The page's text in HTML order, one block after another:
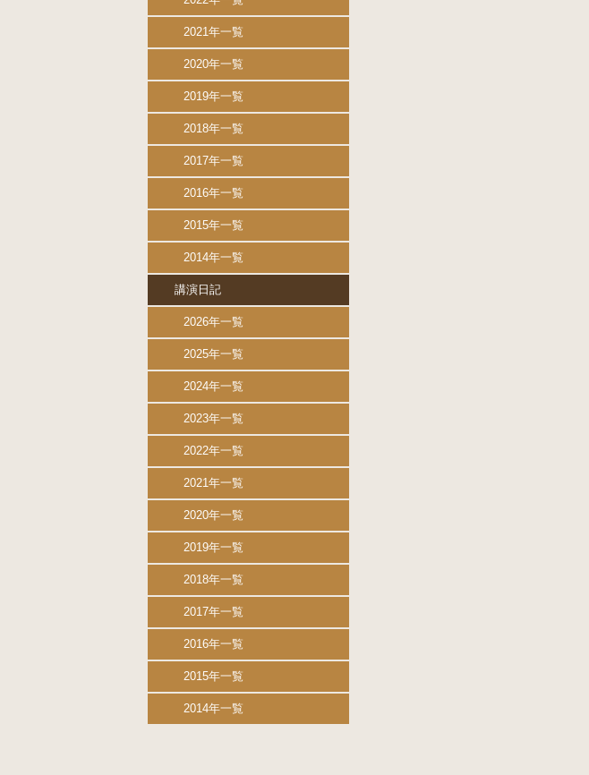
2021年一覧
2020年一覧
2019年一覧
2018年一覧
2017年一覧
2016年一覧
2015年一覧
2014年一覧
講演日記
2026年一覧
2025年一覧
2024年一覧
2023年一覧
2022年一覧
2021年一覧
2020年一覧
2019年一覧
2018年一覧
2017年一覧
2016年一覧
2015年一覧
2014年一覧